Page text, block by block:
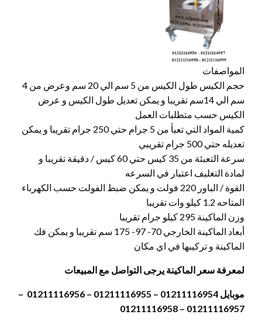
المواصفات
حجم الكيس طول الكيس من 5 سم الي 20 سم وعرض من 4
سم الي 14سم تقريبا و يمكن تعديل طول الكيس و عرض
الكيس حسب متطلبات العمل
كمية المواد التي تعبأ من 5 جرام حتي 250 جرام تقريبا و يمكن
تعديله حتي 500 جرام تقريبي
سرعة التعبئة من 35 كيس حتي 60 كيس / دقيقة تقريبا و
لمادة التغليف اعتبار في السرعه
القوة / الباور 220 فولت و يمكن ضبط الفولت حسب الكهرباء
المتاحه 1.2 كيلو وات تقريبا
وزن الماكينة 295 كيلو جرام تقريبا
أبعاد الماكينة الخارجي 70- 97- 175 سم تقريبا و يمكن فك
الماكينة و تركيبها في اي مكان
لمعرفة سعر الماكينة يرجى التواصل مع المبيعات
موبايل 01211116954 – 01211116955 – 01211116956 –
01211116957 – 01211116958